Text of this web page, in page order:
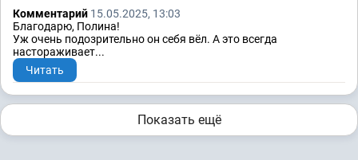
Комментарий 15.05.2025, 13:03
Благодарю, Полина!
Уж очень подозрительно он себя вёл. А это всегда
настораживает...
Читать
Показать ещё